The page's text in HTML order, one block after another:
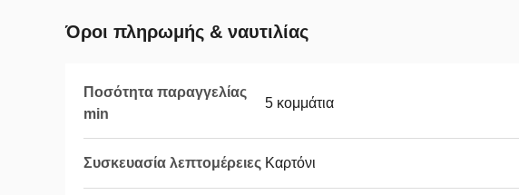
Όροι πληρωμής & ναυτιλίας
Ποσότητα παραγγελίας
min
5 κομμάτια
Συσκευασία λεπτομέρειες Καρτόνι